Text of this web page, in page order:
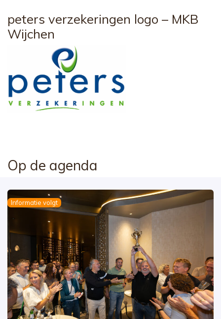
peters verzekeringen logo – MKB
Wijchen
Op de agenda
Informatie volgt